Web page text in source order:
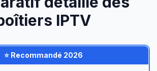
IPTV
⭐ Recommandé 2026